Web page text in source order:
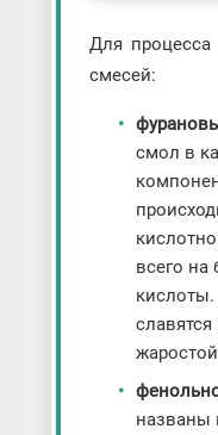
Для
смесей:
смол в
всего на
названы